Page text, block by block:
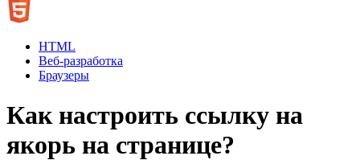
HTML
Веб-разработка
Браузеры
Как настроить ссылку на
якорь на странице?